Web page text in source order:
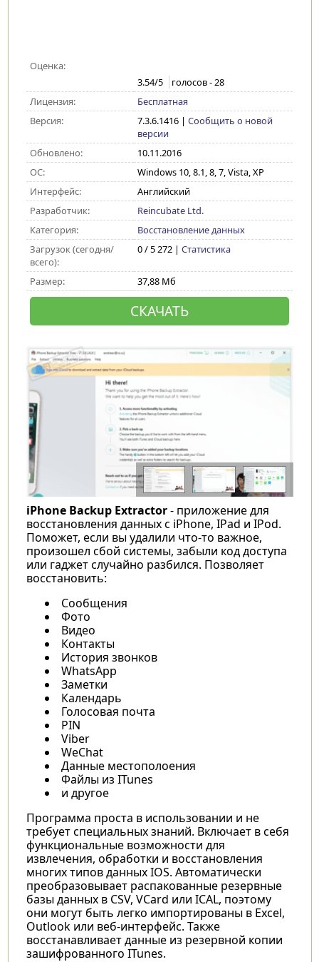
Оценка:
3.54/5 голосов -28
Лицензия:
Бесплатная
Версия:
7.3.6.1416| Сообщить о новой
версии
Обновлено:
10.11.2016
ОС:
Windows 10, 8.1, 8, 7, Vista, XP
Интерфейс:
Английский
Разработчик:
Reincubate Ltd.
Категория:
Восстановление данных
Загрузок (сегодня/
всего):
0 / 5 272 | Статистика
Размер: 37,88 Мб
СКАЧАТЬ
iPhone Backup Extractor- приложение для
восстановления данных с iPhone, IPad и IPod.
Поможет, если вы удалили что-то важное,
произошел сбой системы, забыли код доступа
или гаджет случайно разбился. Позволяет
восстановить:
Сообщения
Фото
Видео
Контакты
История звонков
WhatsApp
Заметки
Календарь
Голосовая почта
PIN
Viber
WeChat
Данные местополоения
Файлы из ITunes
и другое
Программа проста в использовании и не
требует специальных знаний. Включает в себя
функциональные возможности для
извлечения, обработки и восстановления
многих типов данных IOS. Автоматически
преобразовывает распакованные резервные
базы данных в CSV, VCard или ICAL, поэтому
они могут быть легко импортированы в Excel,
Outlook или веб-интерфейс. Также
восстанавливает данные из резервной копии
зашифрованного ITunes.